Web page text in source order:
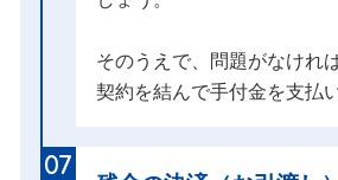
そのうえで、問題がなけれ
契約を結んで手付金を支払い
07